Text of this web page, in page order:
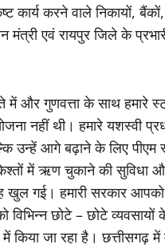
कार्य करने वाले निकायों, बैंकों,
मंत्री एवं रायपुर जिले के
और गुणवत्ता के साथ हमारे
नहीं थी। हमारे यशस्वी
आगे बढ़ाने के लिए पीएम
में ऋण चुकाने की सुविधा
खुल गई। हमारी सरकार
छोटे – छोटे
जा रहा है। छत्तीसगढ़